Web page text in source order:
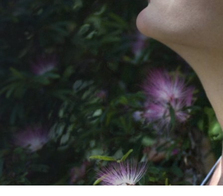
retrouver son
souffle
AUTEUR:
Clinique de Psychologie Québec
16/12/2025
CATÉGORIE:
Adulte